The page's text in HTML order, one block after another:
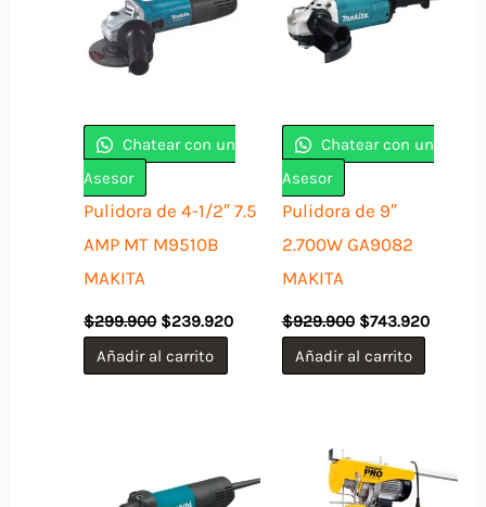
Chatear con un
Asesor
Pulidora de 4-1/2″ 7.5
AMP MT M9510B
MAKITA
$299.900 El
precio
original
era:
$239.920El
Añadir al carrito
Chatear con un
Asesor
Pulidora de 9″
2.700W GA9082
MAKITA
$929.900 El
precio
original
era:
$743.920El
precio
Añadir al carrito